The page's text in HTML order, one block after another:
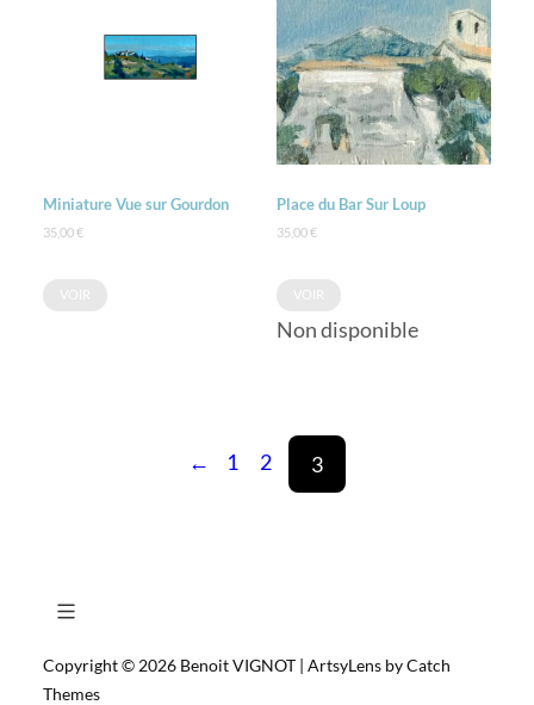
Miniature Vue sur Gourdon
35,00€
Place du Bar Sur Loup
35,00€
Non disponible
← 1 2 3
Copyright © 2026 Benoit VIGNOT | ArtsyLens byCatch
Themes